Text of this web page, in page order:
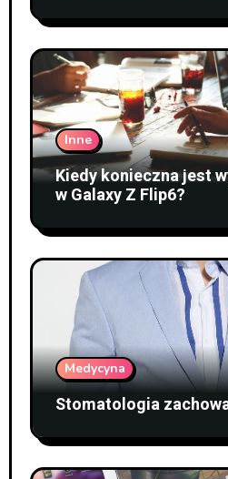
Inne
Kiedy konieczna jest
w Galaxy Z Flip6?
Medycyna
Stomatologia